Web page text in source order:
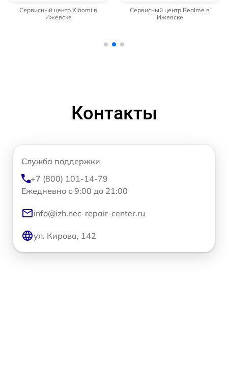
Сервисный центр Xiaomi в
Ижевске
Сервисный центр Realme в
Ижевске
Контакты
Служба поддержки
+7 (800) 101-14-79
Ежедневно с 9:00 до 21:00
info@izh.nec-repair-center.ru
ул. Кирова, 142